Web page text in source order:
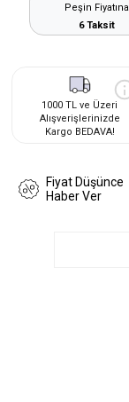
Peşin Fiyatına
6 Taksit
1000 TL ve Üzeri
Alışverişlerinizde
Kargo BEDAVA!
Fiyat Düşünce
Haber Ver